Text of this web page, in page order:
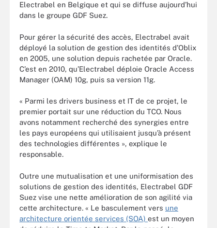
Electrabel en Belgique et qui se diffuse aujourd’hui
dans le groupe GDF Suez.
Pour gérer la sécurité des accès, Electrabel avait
déployé la solution de gestion des identités d’Oblix
en 2005, une solution depuis rachetée par Oracle.
C’est en 2010, qu’Electrabel déploie Oracle Access
Manager (OAM) 10g, puis sa version 11g.
« Parmi les drivers business et IT de ce projet, le
premier portait sur une réduction du TCO. Nous
avons notamment recherché des synergies entre
les pays européens qui utilisaient jusqu’à présent
des technologies différentes », explique le
responsable.
Outre une mutualisation et une uniformisation des
solutions de gestion des identités, Electrabel GDF
Suez vise une nette amélioration de son agilité via
cette architecture. « Le basculement vers une
architecture orientée services (SOA) est un moyen